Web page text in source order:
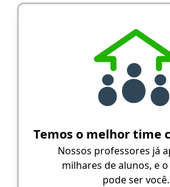
Temos o melhor time
Nossos professores já
milhares de alunos, e
pode ser você.